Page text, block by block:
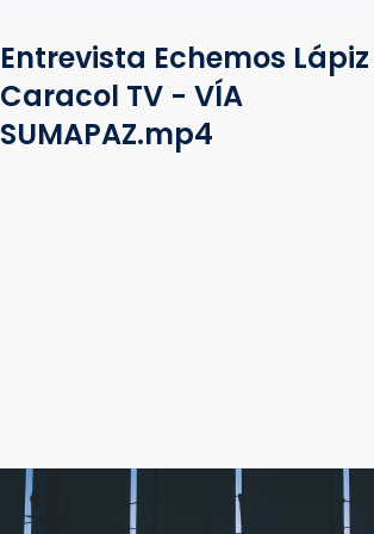
Entrevista Echemos Lápiz
Caracol TV - VÍA
SUMAPAZ.mp4